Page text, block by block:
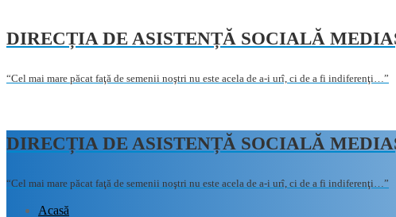
DIRECȚIA DE ASISTENȚĂ SOCIALĂ
“Cel mai mare păcat faţă de semenii noştri nu este acela de a-i urî, ci de a fi indiferenţi…”
DIRECȚIA DE ASISTENȚĂ SOCIALĂ
“Cel mai mare păcat faţă de semenii noştri nu este acela de a-i urî, ci de a fi indiferenţi…”
Acasă